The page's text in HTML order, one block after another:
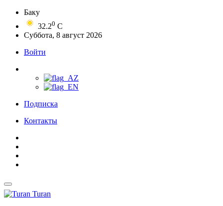
Баку
32.20 C
Суббота, 8 август 2026
Войти
Подписка
Контакты
Turan